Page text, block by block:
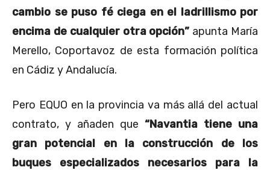
cambio se puso fé ciega en el ladrillismo por
encima de cualquier otra opción” apunta María
Merello, Coportavoz de esta formación política
en Cádiz y Andalucía.
Pero EQUO en la provincia va más allá del actual
contrato, y añaden que “Navantia tiene una
gran potencial en la construcción de los
buques especializados necesarios para la